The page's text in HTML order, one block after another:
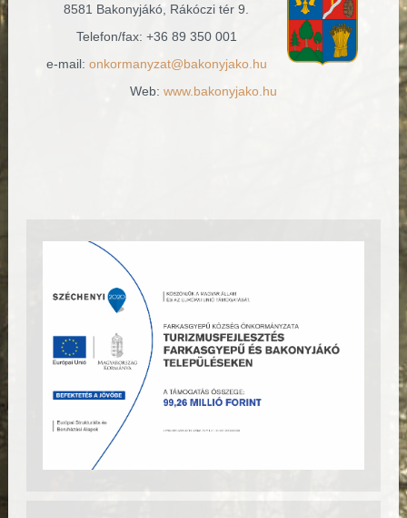
8581 Bakonyjákó, Rákóczi tér 9.
Telefon/fax: +36 89 350 001
e-mail: onkormanyzat@bakonyjako.hu
Web: www.bakonyjako.hu